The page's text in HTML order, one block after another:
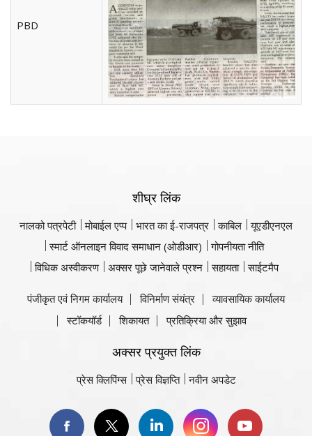
PBD
शीघ्र लिंक
नालको पत्रपेटी मोबाईल एप्प भारत का ई-राजपत्र काबिल
यूएडीएनएल
स्मार्ट ऑनलाइन विवाद समाधान (ओडीआर)
गोपनीयता नीति
विधिक अस्वीकरण
अक्सर पूछे जानेवाले प्रश्न सहायता साईटमैप
पंजीकृत एवं निगम कार्यालय विनिर्माण संयंत्र
व्यावसायिक कार्यालय
स्टॉकयॉर्ड
शिकायत प्रतिक्रिया और सुझाव
अक्सर प्रयुक्त लिंक
प्रेस क्लिपिंग्स प्रेस विज्ञप्ति नवीन अपडेट